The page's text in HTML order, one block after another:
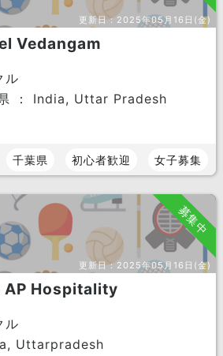
更新日： 2025年05月16日(金)
Vedangam
ル
： India, Uttar Pradesh
千葉県 初心者歓迎 女子募集
募集中
更新日： 2025年05月16日(金)
AP Hospitality
ル
Uttarpradesh